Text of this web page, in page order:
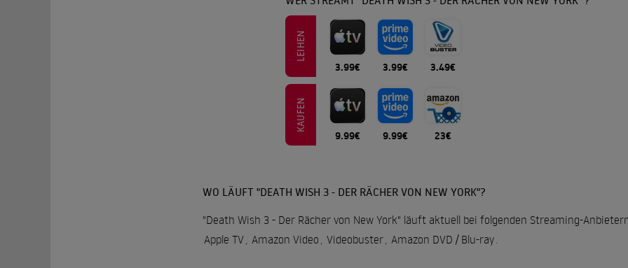
LEIHEN
3.99€ 3.99€ 3.49€
KAUFEN
9.99€ 9.99€ 23€
WO LÄUFT "DEATH WISH 3 - DER RÄCHER VON NEW YORK"?
"Death Wish 3 - Der Rächer von New York" läuft aktuell bei folgenden Streaming-
Apple TV, Amazon Video , Videobuster, Amazon DVD / Blu-ray.